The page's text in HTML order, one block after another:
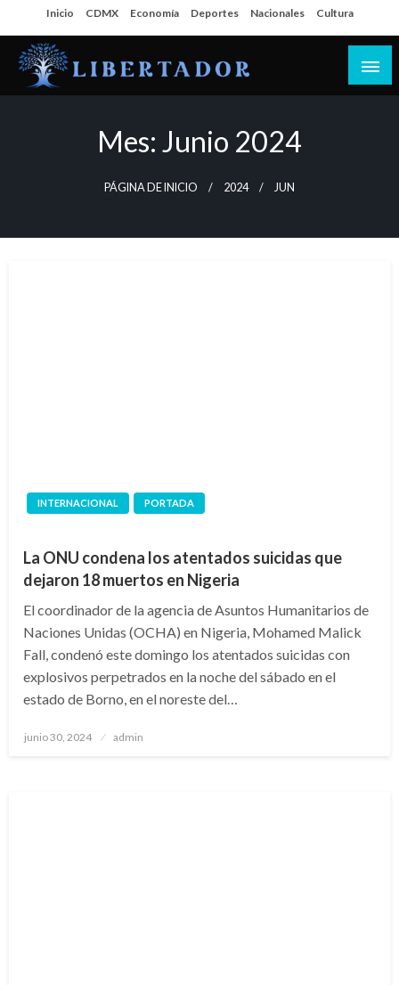
al
contenido
Inicio CDMX Economía Deportes Nacionales Cultura
Mes: Junio 2024
PÁGINA DE INICIO 2024 JUN
INTERNACIONAL PORTADA
La ONU condena los atentados suicidas que
dejaron 18 muertos en Nigeria
El coordinador de la agencia de Asuntos Humanitarios de
Naciones Unidas (OCHA) en Nigeria, Mohamed Malick
Fall, condenó este domingo los atentados suicidas con
explosivos perpetrados en la noche del sábado en el
estado de Borno, en el noreste del…
Publicado
junio 30, 2024 admin